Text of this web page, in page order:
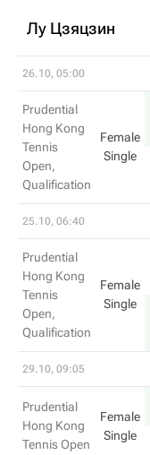
Лу Цзяцзин
26.10, 05:00
Prudential
Hong Kong
Tennis
Open,
Qualification
Female
Single
25.10, 06:40
Prudential
Hong Kong
Tennis
Open,
Qualification
Female
Single
29.10, 09:05
Prudential
Hong Kong
Tennis Open
Female
Single